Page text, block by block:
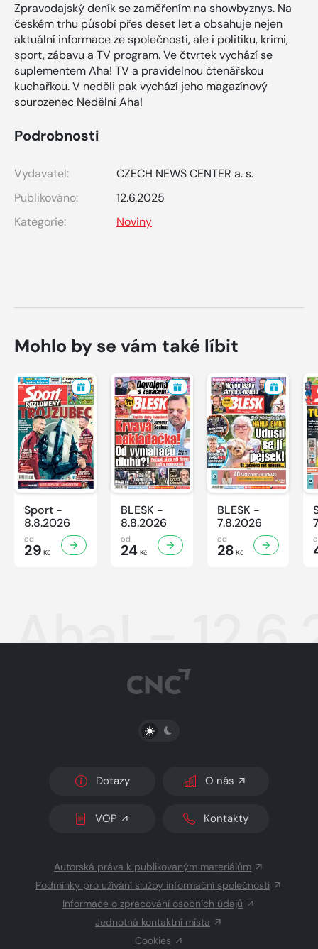
Zpravodajský deník se zaměřením na showbyznys. Na
českém trhu působí přes deset let a obsahuje nejen
aktuální informace ze společnosti, ale i politiku, krimi,
sport, zábavu a TV program. Ve čtvrtek vychází se
suplementem Aha! TV a pravidelnou čtenářskou
kuchařkou. V neděli pak vychází jeho magazínový
sourozenec Nedělní Aha!
Podrobnosti
Vydavatel:
CZECH NEWS CENTER a. s.
Publikováno:
12.6.2025
Kategorie:
Noviny
Mohlo by se vám také líbit
Sport -
8.8.2026
od
29 Kč
BLESK -
8.8.2026
od
24Kč
BLESK -
7.8.2026
od
28 Kč
Aha! -
PŘEPNOUT SVĚTLÝ/TMAVÝ REŽIM
Dotazy O nás
VOP Kontakty
Autorská práva k publikovaným materiálům
Podmínky pro užívání služby informační společnosti
Informace o zpracování osobních údajů
Jednotná kontaktní místa
Cookies